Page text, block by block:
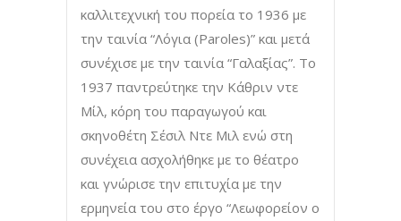
καλλιτεχνική του πορεία το 1936 με
την ταινία “Λόγια (Paroles)” και μετά
συνέχισε με την ταινία “Γαλαξίας”. Το
1937 παντρεύτηκε την Κάθριν ντε
Μίλ, κόρη του παραγωγού και
σκηνοθέτη Σέσιλ Ντε Μιλ ενώ στη
συνέχεια ασχολήθηκε με το θέατρο
και γνώρισε την επιτυχία με την
ερμηνεία του στο έργο “Λεωφορείον ο